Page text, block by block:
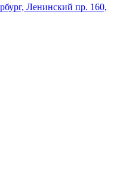
Ленинский пр. 160,